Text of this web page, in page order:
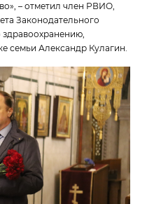
– отметил член РВИО,
Законодательного
семьи Александр Кулагин.